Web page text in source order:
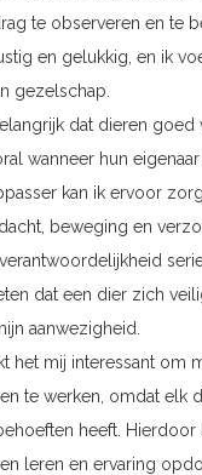
te observeren en te
en gelukkig, en ik
gezelschap.
dat dieren goed
wanneer hun eigenaar
kan ik ervoor
beweging en
dat een dier zich
aanwezigheid.
het mij interessant om
te werken, omdat elk
heeft. Hierdoor
leren en ervaring